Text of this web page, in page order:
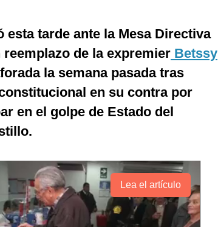
esta tarde ante la Mesa Directiva
de la expremier Betssy
la semana pasada tras
en su contra por
en el golpe de Estado del
Lea el artículo